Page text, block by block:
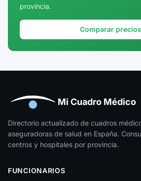
Girona
Huesca
Jaén
La Rioja
León
provincia.
Comparar precios
Mi Cuadro Médico
Directorio actualizado de cuadros
aseguradoras de salud en España.
centros y hospitales por provincia.
FUNCIONARIOS